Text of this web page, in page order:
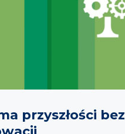
przyszłości bez